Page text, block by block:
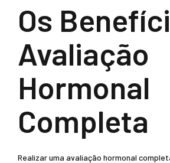
Os
Avaliação
Hormonal
Completa
Realizar uma avaliação hormonal